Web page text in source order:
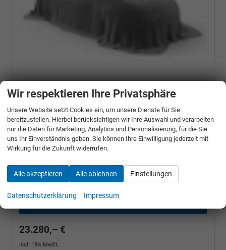
Kia CeedGold Android 1.5 T-GDi, DCT
103 kW (140 PS), Automatik, Frontantrieb
unverbindliche Lieferzeit: 14 Tage
Lunarsilber Metallic
Fahrzeug mit Tageszulassung
Verbrauch kombiniert:
6,30 l/100km
-Klasse:
» Angebotdetails
23.280,– €
incl. 19% MwSt.
Wir respektieren Ihre Privatsphäre
Unsere Website setzt Cookies ein, um unsere Dienste für Sie
bereitzustellen. Hierbei berücksichtigen wir Ihre Auswahl und verarbeiten
nur die Daten für Marketing, Analytics und Personalisierung, für die Sie
uns Ihr Einverständnis geben. Sie können Ihre Einwilligung jederzeit mit
Wirkung für die Zukunft widerrufen.
Alle akzeptieren Alle ablehnen Einstellungen
Datenschutzerklärung Impressum